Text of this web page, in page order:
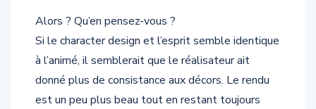
Alors ? Qu’en pensez-vous ?
Si le character design et l’esprit semble identique
à l’animé, il semblerait que le réalisateur ait
donné plus de consistance aux décors. Le rendu
est un peu plus beau tout en restant toujours